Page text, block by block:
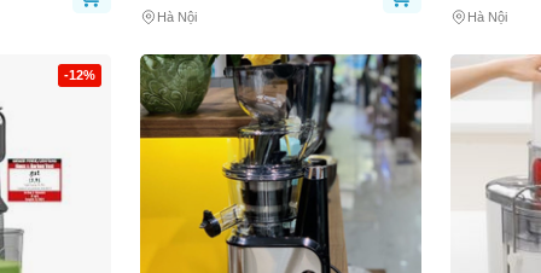
Hà Nội Hà Nội
-12%